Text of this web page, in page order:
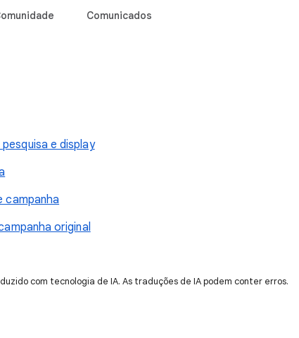
Comunicados
e display
campanha
original
com tecnologia de IA. As traduções de IA podem conter erros.